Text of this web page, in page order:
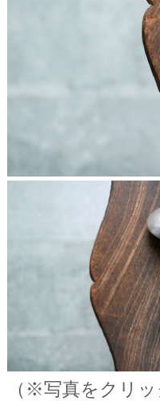
（※写真をクリ